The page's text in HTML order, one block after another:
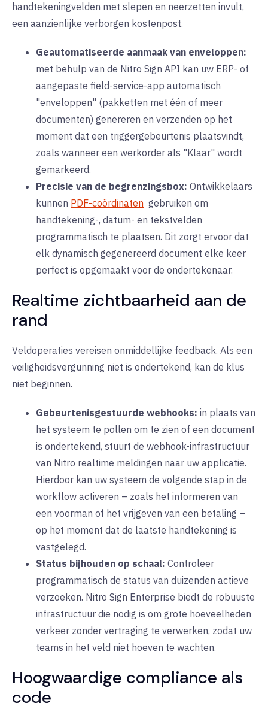
handtekeningvelden met slepen en neerzetten invult,
een aanzienlijke verborgen kostenpost.
Geautomatiseerde aanmaak van enveloppen:
met behulp van de Nitro Sign API kan uw ERP- of
aangepaste field-service-app automatisch
"enveloppen" (pakketten met één of meer
documenten) genereren en verzenden op het
moment dat een triggergebeurtenis plaatsvindt,
zoals wanneer een werkorder als "Klaar" wordt
gemarkeerd.
Precisie van de begrenzingsbox: Ontwikkelaars
kunnen PDF-coördinaten gebruiken om
handtekening-, datum- en tekstvelden
programmatisch te plaatsen. Dit zorgt ervoor dat
elk dynamisch gegenereerd document elke keer
perfect is opgemaakt voor de ondertekenaar.
Realtime zichtbaarheid aan de
rand
Veldoperaties vereisen onmiddellijke feedback. Als een
veiligheidsvergunning niet is ondertekend, kan de klus
niet beginnen.
Gebeurtenisgestuurde webhooks: in plaats van
het systeem te pollen om te zien of een document
is ondertekend, stuurt de webhook-infrastructuur
van Nitro realtime meldingen naar uw applicatie.
Hierdoor kan uw systeem de volgende stap in de
workflow activeren – zoals het informeren van
een voorman of het vrijgeven van een betaling –
op het moment dat de laatste handtekening is
vastgelegd.
Status bijhouden op schaal: Controleer
programmatisch de status van duizenden actieve
verzoeken. Nitro Sign Enterprise biedt de robuuste
infrastructuur die nodig is om grote hoeveelheden
verkeer zonder vertraging te verwerken, zodat uw
teams in het veld niet hoeven te wachten.
Hoogwaardige compliance als
code